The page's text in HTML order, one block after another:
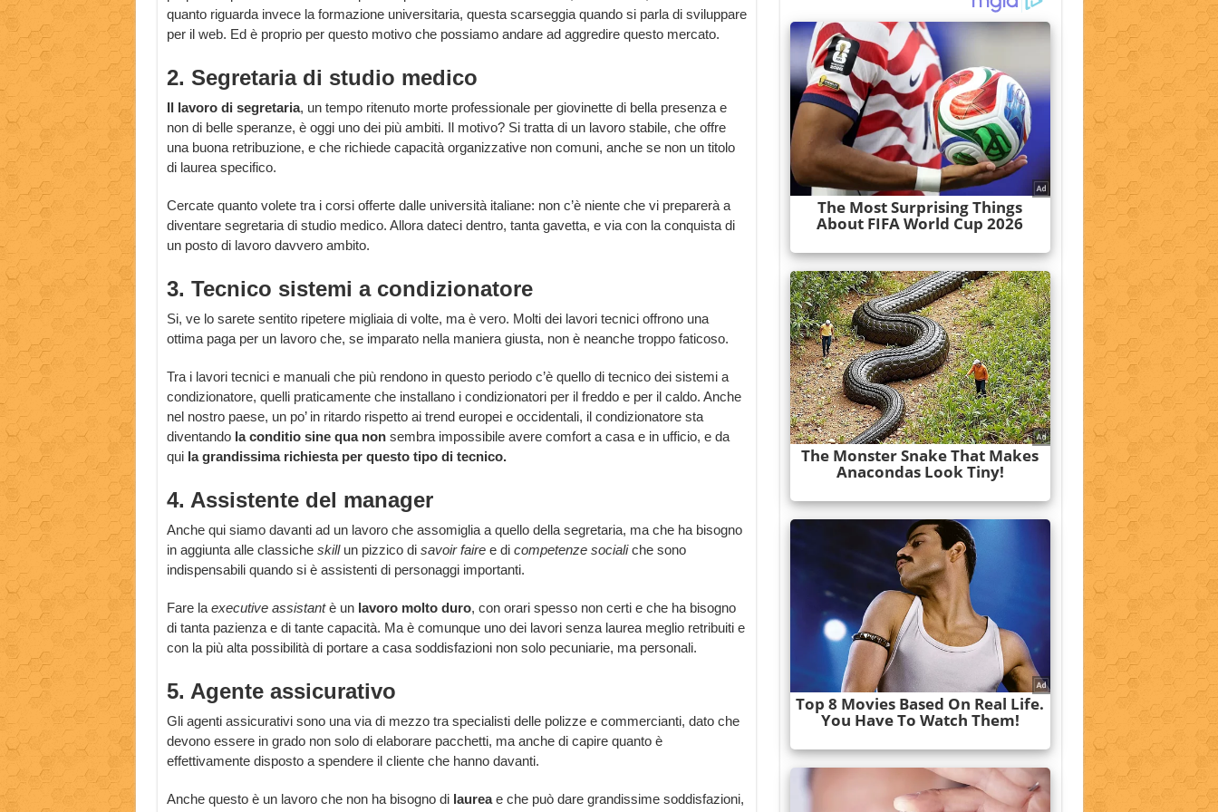
quanto riguarda invece la formazione universitaria, questa scarseggia quando si parla di sviluppare
per il web. Ed è proprio per questo motivo che possiamo andare ad aggredire questo mercato.
2. Segretaria di studio medico
Il lavoro di segretaria, un tempo ritenuto morte professionale per giovinette di bella presenza e
non di belle speranze, è oggi uno dei più ambiti. Il motivo? Si tratta di un lavoro stabile, che offre
una buona retribuzione, e che richiede capacità organizzative non comuni, anche se non un titolo
di laurea specifico.
Cercate quanto volete tra i corsi offerte dalle università italiane: non c’è niente che vi preparerà a
diventare segretaria di studio medico. Allora dateci dentro, tanta gavetta, e via con la conquista di
un posto di lavoro davvero ambito.
3. Tecnico sistemi a condizionatore
Si, ve lo sarete sentito ripetere migliaia di volte, ma è vero. Molti dei lavori tecnici offrono una
ottima paga per un lavoro che, se imparato nella maniera giusta, non è neanche troppo faticoso.
Tra i lavori tecnici e manuali che più rendono in questo periodo c’è quello di tecnico dei sistemi a
condizionatore, quelli praticamente che installano i condizionatori per il freddo e per il caldo. Anche
nel nostro paese, un po’ in ritardo rispetto ai trend europei e occidentali, il condizionatore sta
diventando la conditio sine qua non sembra impossibile avere comfort a casa e in ufficio, e da
qui la grandissima richiesta per questo tipo di tecnico.
4. Assistente del manager
Anche qui siamo davanti ad un lavoro che assomiglia a quello della segretaria, ma che ha bisogno
in aggiunta alle classiche skillun pizzico di savoir fairee di competenze socialiche sono
indispensabili quando si è assistenti di personaggi importanti.
Fare la executive assistantè un lavoro molto duro, con orari spesso non certi e che ha bisogno
di tanta pazienza e di tante capacità. Ma è comunque uno dei lavori senza laurea meglio retribuiti e
con la più alta possibilità di portare a casa soddisfazioni non solo pecuniarie, ma personali.
5. Agente assicurativo
Gli agenti assicurativi sono una via di mezzo tra specialisti delle polizze e commercianti, dato che
devono essere in grado non solo di elaborare pacchetti, ma anche di capire quanto è
effettivamente disposto a spendere il cliente che hanno davanti.
Anche questo è un lavoro che non ha bisogno di laureae che può dare grandissime soddisfazioni,